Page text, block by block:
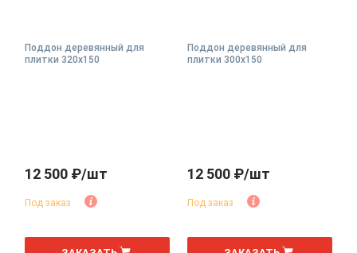
Поддон деревянный для
плитки 320х150
12 500 ₽/шт
Под заказ
Поддон деревянный для
плитки 300х150
12 500 ₽/шт
Под заказ